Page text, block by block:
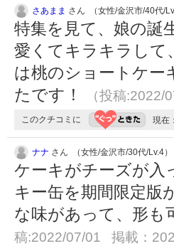
さあまま さん （女性/金沢市/40代/
特集を見て、娘の誕
愛くてキラキラして
は桃のショートケー
たです！
（投稿
このクチコミに 現在：
ナナ さん （女性/金沢市/30代/Lv.4）
ケーキがチーズが入
キー缶を期間限定版
な味があって、形も
稿:2022/07/01 掲載：